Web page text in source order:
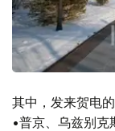
其中，发来贺电
•普京、乌兹别克